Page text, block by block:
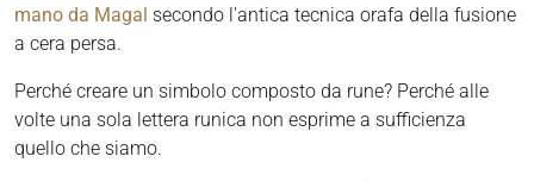
mano da Magal secondo l'antica tecnica orafa della fusione
a cera persa.
Perché creare un simbolo composto da rune? Perché alle
volte una sola lettera runica non esprime a sufficienza
quello che siamo.